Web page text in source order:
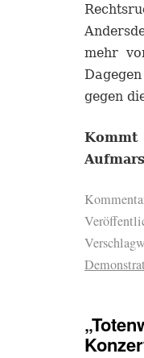
mehr
gegen
Kommt